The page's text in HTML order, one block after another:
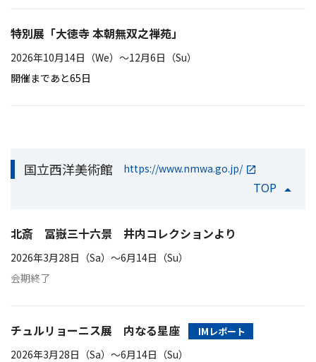
特別展「大徳寺 本朝無双之禅苑」
2026年10月14日（We）〜12月6日（Su）
開催まであと65日
国立西洋美術館 https://www.nmwa.go.jp/
TOP
北斎 冨嶽三十六景 井内コレクションより
2026年3月28日（Sa）〜6月14日（Su）
会期終了
チュルリョーニス展 内なる星座 IMレポート
2026年3月28日（Sa）〜6月14日（Su）